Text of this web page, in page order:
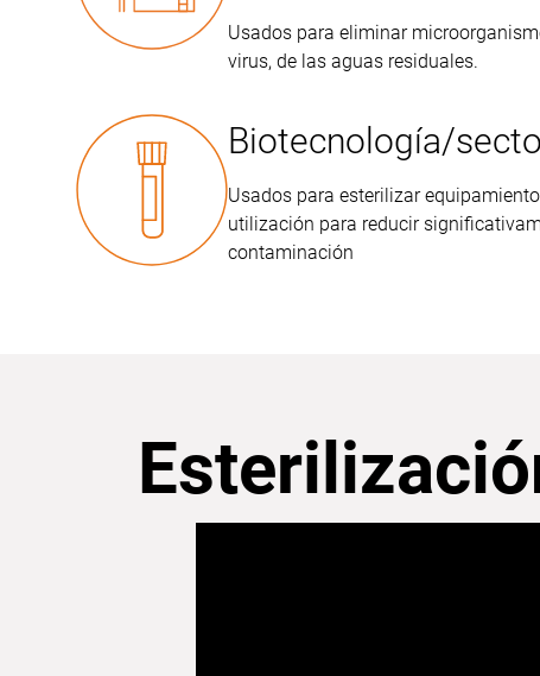
Usados para eliminar
virus, de las aguas residuales.
Biotecnología/
Usados para esterilizar
utilización para reducir
contaminación